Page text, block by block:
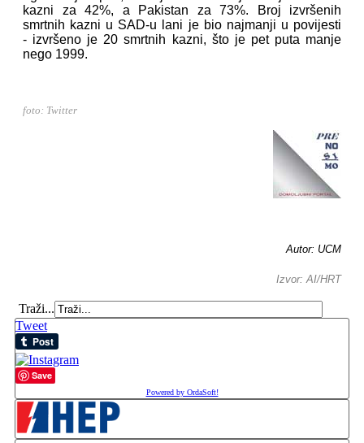
kazni za 42%, a Pakistan za 73%. Broj izvršenih
smrtnih kazni u SAD-u lani je bio najmanji u povijesti
- izvršeno je 20 smrtnih kazni, što je pet puta manje
nego 1999.
foto: Twitter
Autor: UCM
Izvor: AI/HRT
Traži...
Tweet
Save
Powered by OrdaSoft!